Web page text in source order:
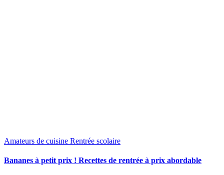
Amateurs de cuisine Rentrée scolaire
Bananes à petit prix ! Recettes de rentrée à prix abordable